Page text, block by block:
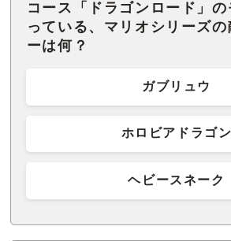
コース「ドラゴンロード」
っている、マリオシリーズ
ーは何？
ガブリュウ
ホロビアドラゴン
ヘビースネーク